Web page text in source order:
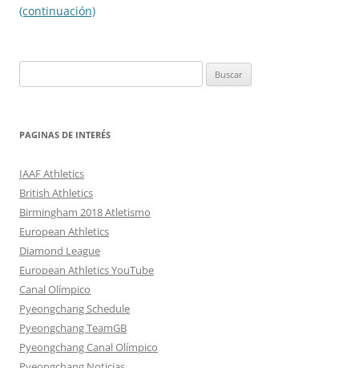
entradas
(continuación)
PAGINAS DE INTERÉS
IAAF Athletics
British Athletics
Birmingham 2018 Atletismo
European Athletics
Diamond League
European Athletics YouTube
Canal Olímpico
Pyeongchang Schedule
Pyeongchang TeamGB
Pyeongchang Canal Olímpico